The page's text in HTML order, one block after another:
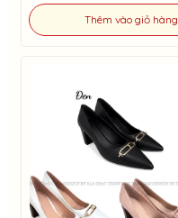
Thêm vào giỏ hàng